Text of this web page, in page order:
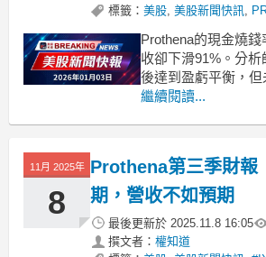
標籤： 美股, 美股新聞快訊,
Prothena的現金燒
收卻下滑91%。分析
後達到盈虧平衡，
估。 .badgeprice-
gap: 1rem !important;
繼續閱讀...
11月 2025年
8
Prothena第三季財報
期，營收不如預期
最後更新於 2025.11.8 16:05
撰文者： 權知道